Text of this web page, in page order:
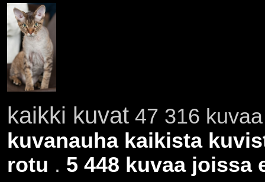
kaikki kuvat47 316
kuvanauha kaikista
rotu . 5 448 kuvaa joissa